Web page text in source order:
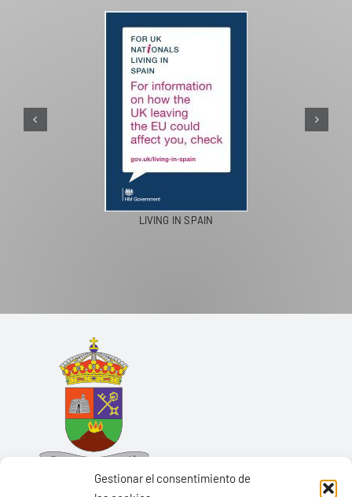
Gestionar el consentimiento de
LIVING IN SPAIN